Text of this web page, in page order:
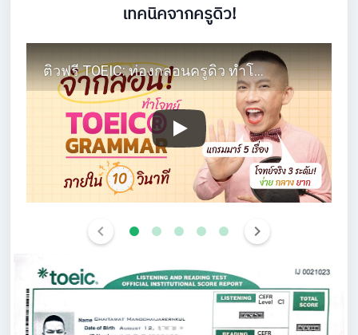
เทคนิคจากครูดิว!
ติวฟรี TOEIC: ท่องกลอนครูดิว ทำโจทย์ได้ใน 10 วินาที!